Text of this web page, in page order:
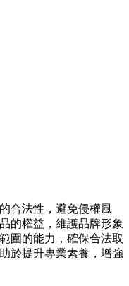
合法性，避免侵權風
的權益，維護品牌形象
圍的能力，確保合法取
於提升專業素養，增強